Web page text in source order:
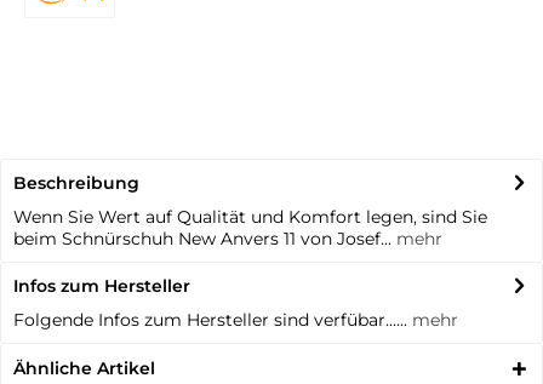
Beschreibung
Wenn Sie Wert auf Qualität und Komfort legen, sind Sie
beim Schnürschuh New Anvers 11 von Josef... mehr
Infos zum Hersteller
Folgende Infos zum Hersteller sind verfübar...... mehr
Ähnliche Artikel